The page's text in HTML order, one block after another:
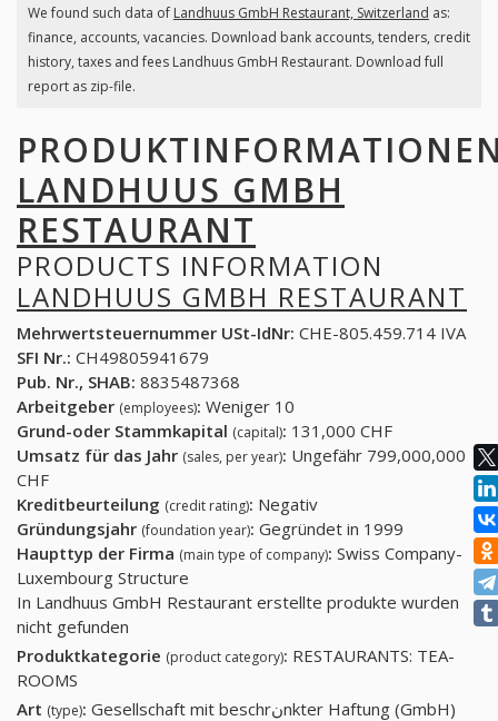
We found such data of Landhuus GmbH Restaurant, Switzerland as:
finance, accounts, vacancies. Download bank accounts, tenders, credit
history, taxes and fees Landhuus GmbH Restaurant. Download full
report as zip-file.
LANDHUUS GMBH
RESTAURANT
PRODUCTS INFORMATION
LANDHUUS GMBH RESTAURANT
Mehrwertsteuernummer USt-IdNr: CHE-805.459.714 IVA
SFI Nr.: CH49805941679
Pub. Nr., SHAB: 8835487368
Arbeitgeber (employees): Weniger 10
Grund-oder Stammkapital (capital): 131,000 CHF
Umsatz für das Jahr (sales, per year): Ungefähr 799,000,000
CHF
Kreditbeurteilung (credit rating): Negativ
Gründungsjahr (foundation year): Gegründet in 1999
Haupttyp der Firma (main type of company): Swiss Company-
Luxembourg Structure
In Landhuus GmbH Restaurant erstellte produkte wurden
nicht gefunden
Produktkategorie (product category): RESTAURANTS: TEA-
ROOMS
Art (type):
Gesellschaft mit beschrنnkter Haftung (GmbH)